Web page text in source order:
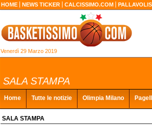
HOME NEWS TICKER CALCISSIMO.COM
Venerdì 29 Marzo 2019
SALA STAMPA
Home Tutte le notizie Olimpia Milano
SALA STAMPA